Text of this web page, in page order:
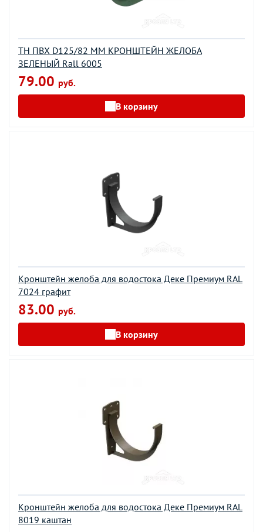
ТН ПВХ D125/82 ММ КРОНШТЕЙН ЖЕЛОБА
ЗЕЛЕНЫЙ Rall 6005
79.00 руб.
В корзину
Кронштейн желоба для водостока Деке Премиум RAL
7024 графит
83.00 руб.
В корзину
Кронштейн желоба для водостока Деке Премиум RAL
8019 каштан